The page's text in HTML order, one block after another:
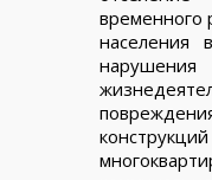
временного
населения